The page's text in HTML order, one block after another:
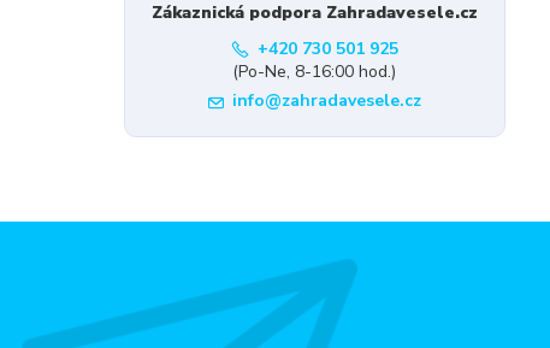
Zákaznická podpora Zahradavesele.cz
+420 730 501 925
(Po-Ne, 8-16:00 hod.)
info@zahradavesele.cz